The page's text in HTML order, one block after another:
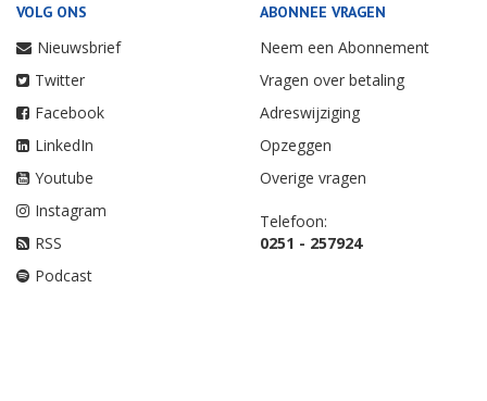
VOLG ONS
Nieuwsbrief
Twitter
Facebook
LinkedIn
Youtube
Instagram
RSS
Podcast
ABONNEE VRAGEN
Neem een Abonnement
Vragen over betaling
Adreswijziging
Opzeggen
Overige vragen
Telefoon:
0251 - 257924